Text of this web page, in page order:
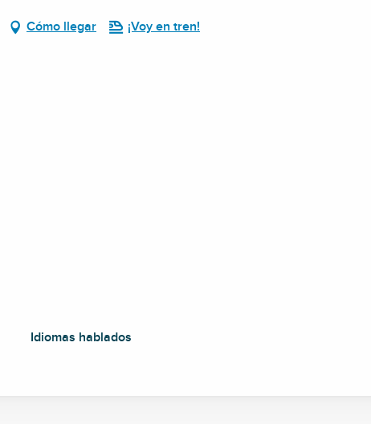
Cómo llegar ¡Voy en tren!
Idiomas hablados
Idiomas hablados